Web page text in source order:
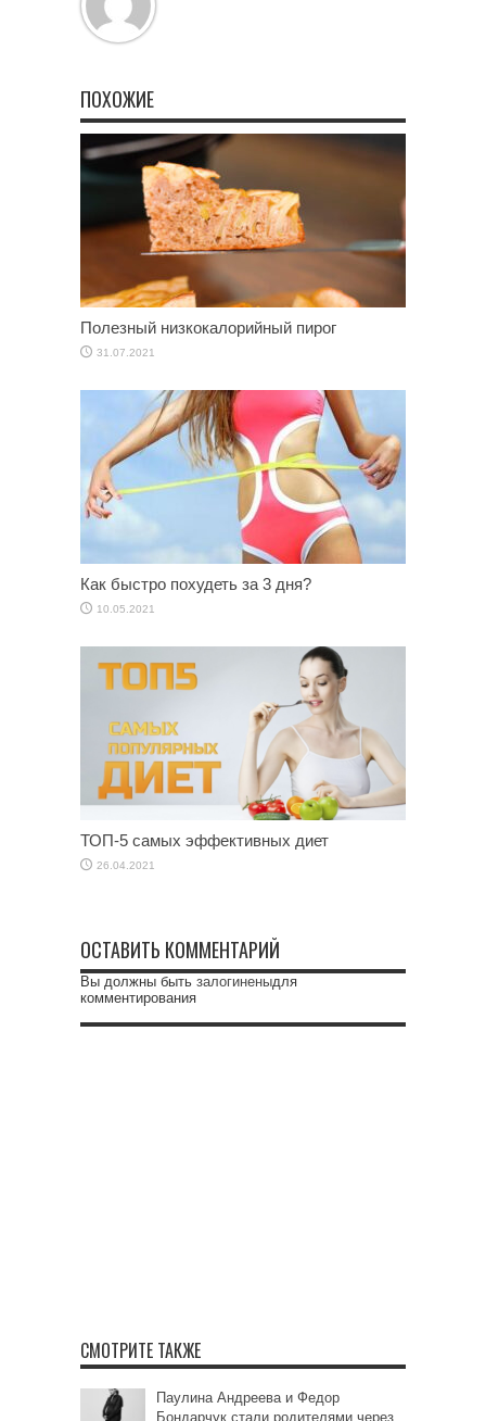
ПОХОЖИЕ
Полезный низкокалорийный пирог
31.07.2021
Как быстро похудеть за 3 дня?
10.05.2021
ТОП-5 самых эффективных диет
26.04.2021
ОСТАВИТЬ КОММЕНТАРИЙ
Вы должны быть залогиненыдля
комментирования
СМОТРИТЕ ТАКЖЕ
Паулина Андреева и Федор
Бондарчук стали родителями через